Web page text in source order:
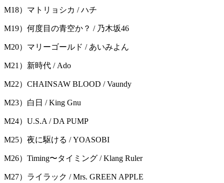
M18）マトリョシカ / ハチ
M19）何度目の青空か？ / 乃木坂46
M20）マリーゴールド / あいみよん
M21）新時代 / Ado
M22）CHAINSAW BLOOD / Vaundy
M23）白日 / King Gnu
M24）U.S.A / DA PUMP
M25）夜に駆ける / YOASOBI
M26）Timing〜タイミング / Klang Ruler
M27）ライラック / Mrs. GREEN APPLE